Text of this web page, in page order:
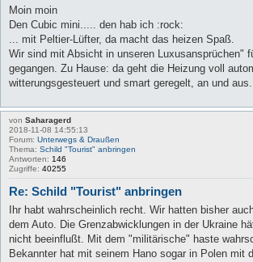
Moin moin
Den Cubic mini..... den hab ich :rock:
... mit Peltier-Lüfter, da macht das heizen Spaß.
Wir sind mit Absicht in unseren Luxusansprüchen"
gegangen. Zu Hause: da geht die Heizung voll
witterungsgesteuert und smart geregelt, an und
von Saharagerd
2018-11-08 14:55:13
Forum: Unterwegs & Draußen
Thema: Schild "Tourist" anbringen
Antworten: 146
Zugriffe: 40255
Re: Schild "Tourist" anbringen
Ihr habt wahrscheinlich recht. Wir hatten bisher
dem Auto. Die Grenzabwicklungen in der Ukraine
nicht beeinflußt. Mit dem "militärische" haste
Bekannter hat mit seinem Hano sogar in Polen mit